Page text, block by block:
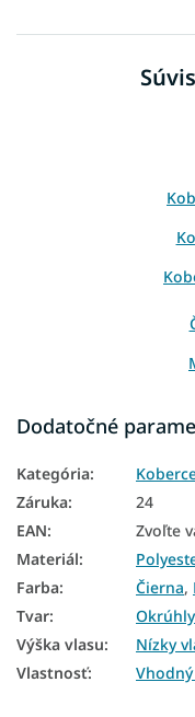
Dodatočné
Kategória:
Záruka:
24
EAN:
Zvoľte
Materiál:
Farba: Čierna,
Tvar:
Okrúhly
Výška vlasu:
Nízky
Vlastnosť: